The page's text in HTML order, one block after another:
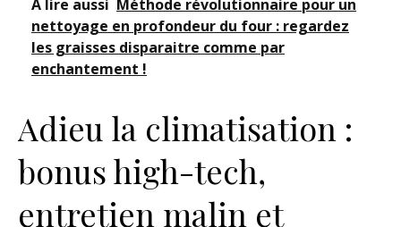
A lire aussi Méthode révolutionnaire pour un
nettoyage en profondeur du four : regardez
les graisses disparaitre comme par
enchantement !
Adieu la climatisation :
bonus high-tech,
entretien malin et